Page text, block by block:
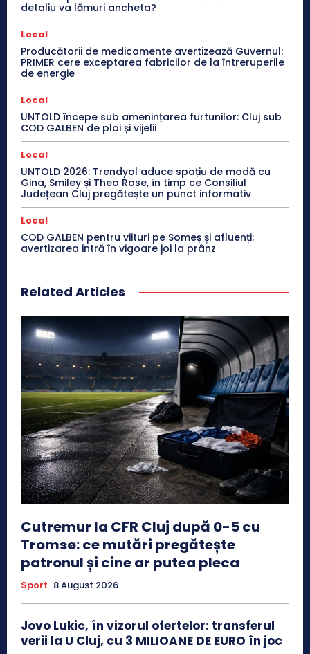
detaliu va lămuri ancheta?
Local
Producătorii de medicamente avertizează Guvernul:
PRIMER cere exceptarea fabricilor de la întreruperile
de energie
Local
UNTOLD începe sub amenințarea furtunilor: Cluj sub
COD GALBEN de ploi și vijelii
Local
UNTOLD 2026: Trendyol aduce spațiu de modă cu
Gina, Smiley și Theo Rose, în timp ce Consiliul
Județean Cluj pregătește un punct informativ
Local
COD GALBEN pentru viituri pe Someș și afluenți:
avertizarea intră în vigoare joi la prânz
Related Articles
Cutremur la CFR Cluj după 0-5 cu
Tromsø: ce mutări pregătește
patronul și cine ar putea pleca
Sport 8 August 2026
Jovo Lukic, în vizorul ofertelor: transferul
verii la U Cluj, cu 3 MILIOANE DE EURO în joc